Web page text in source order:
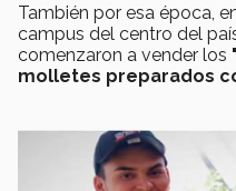
También por esa época,
campus del centro del
comenzaron a vender los
molletes preparados